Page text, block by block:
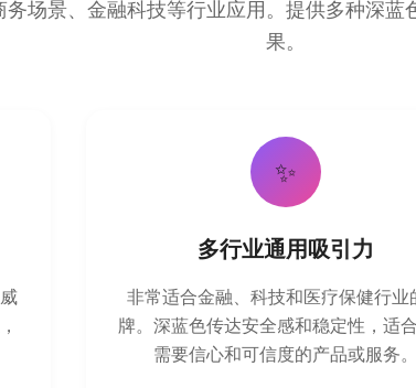
场景、金融科技等行业应用。提供多种深蓝
果。
✨
多行业通用吸引力
非常适合金融、科技和医疗保健行业
牌。深蓝色传达安全感和稳定性，适
需要信心和可信度的产品或服务。